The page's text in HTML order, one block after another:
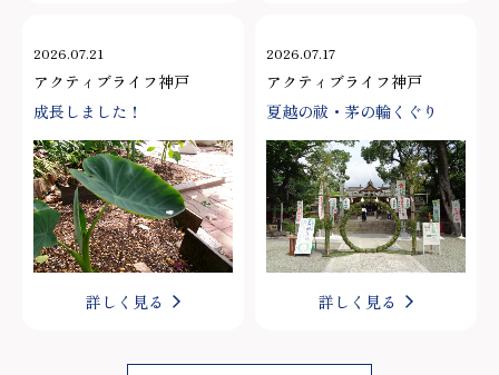
2026.07.21
アクティブライフ神戸
成長しました！
詳しく見る
2026.07.17
アクティブライフ神戸
夏越の祓・茅の輪くぐり
詳しく見る